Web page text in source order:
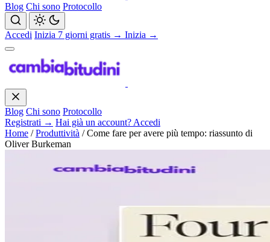
Blog Chi sono Protocollo
Accedi Inizia 7 giorni gratis → Inizia →
Blog Chi sono Protocollo
Registrati → Hai già un account? Accedi
Home / Produttività / Come fare per avere più tempo: riassunto di
Oliver Burkeman